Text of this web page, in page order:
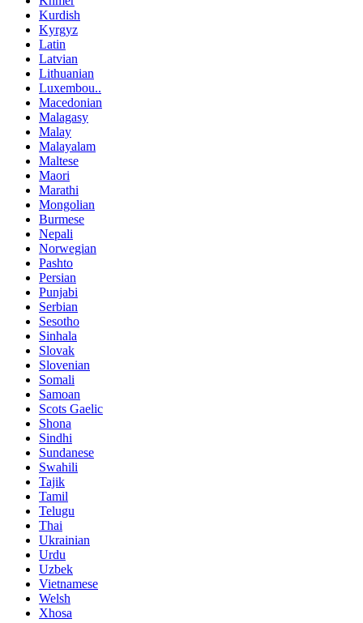
Kurdish
Kyrgyz
Latin
Latvian
Lithuanian
Luxembou..
Macedonian
Malagasy
Malay
Malayalam
Maltese
Maori
Marathi
Mongolian
Burmese
Nepali
Norwegian
Pashto
Persian
Punjabi
Serbian
Sesotho
Sinhala
Slovak
Slovenian
Somali
Samoan
Scots Gaelic
Shona
Sindhi
Sundanese
Swahili
Tajik
Tamil
Telugu
Thai
Ukrainian
Urdu
Uzbek
Vietnamese
Welsh
Xhosa